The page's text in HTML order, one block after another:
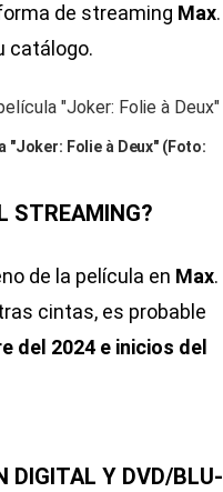
de streaming Max.
catálogo.
"Joker: Folie à Deux" (Foto:
STREAMING?
de la película en Max.
cintas, es probable
del 2024 e inicios del
DIGITAL Y DVD/BLU-